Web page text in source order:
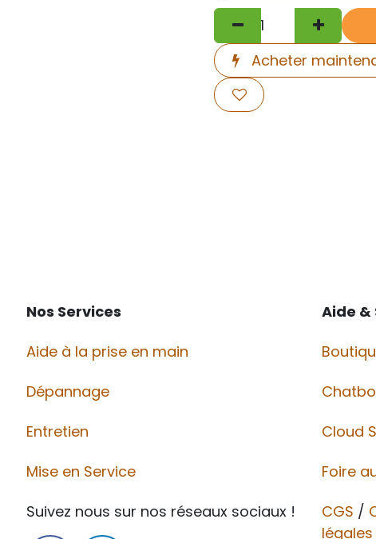
Acheter
Aide &
Aide à la prise en main
Dépannage
Entretien
Mise en Service
Nos Services
Foire
Cloud
Suivez nous sur nos réseaux sociaux ! CGS /
légales